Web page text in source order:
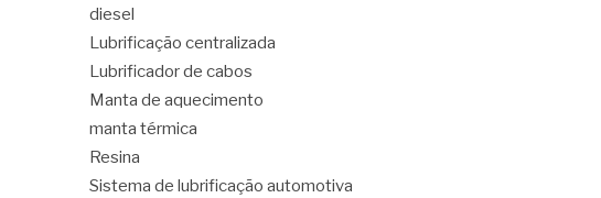
diesel
Lubrificação centralizada
Lubrificador de cabos
Manta de aquecimento
manta térmica
Resina
Sistema de lubrificação automotiva